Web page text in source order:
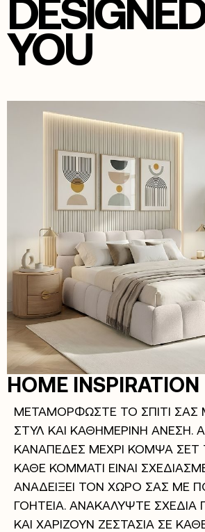
YOU
HOME INSPIRATION
ΜΕΤΑΜΟΡΦΩΣΤΕ ΤΟ ΣΠΙΤΙ ΣΑΣ
ΣΤΥΛ ΚΑΙ ΚΑΘΗΜΕΡΙΝΗ ΑΝΕΣΗ.
ΚΑΝΑΠΕΔΕΣ ΜΕΧΡΙ ΚΟΜΨΑ ΣΕΤ
ΚΑΘΕ ΚΟΜΜΑΤΙ ΕΙΝΑΙ
ΑΝΑΔΕΙΞΕΙ ΤΟΝ ΧΩΡΟ ΣΑΣ ΜΕ
ΓΟΗΤΕΙΑ. ΑΝΑΚΑΛΥΨΤΕ
ΚΑΙ ΧΑΡΙΖΟΥΝ ΖΕΣΤΑΣΙΑ ΣΕ